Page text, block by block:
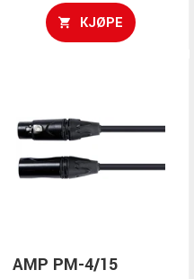
KJØPE
AMP PM-4/15